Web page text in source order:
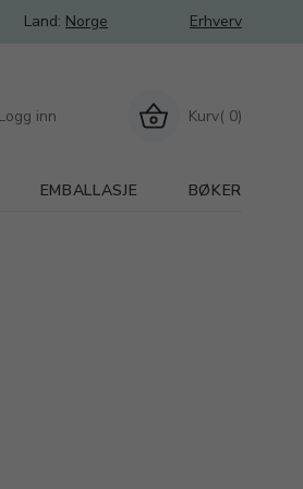
Land: Norge Erhverv
Kurv( 0)
Logg inn
EMBALLASJE BØKER